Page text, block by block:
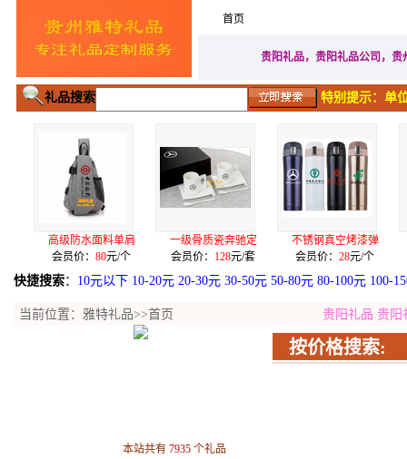
首页
贵阳礼品，贵阳礼品公司，
礼品搜索 特别提示：单
一级骨质瓷奔驰定
会员价：128
不锈钢真空烤漆弹
会员价：28
合金电镀五件套（
会员价：3.9
快捷搜索： 10元以下 10-20元 20-30元 30-50元 50-80元 80-100元 100-
当前位置： 雅特礼品>>首页 贵阳礼品 贵阳
本站共有 7935 个礼品
按价格搜索: